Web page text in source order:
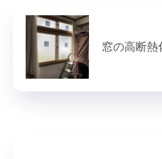
窓の高断熱